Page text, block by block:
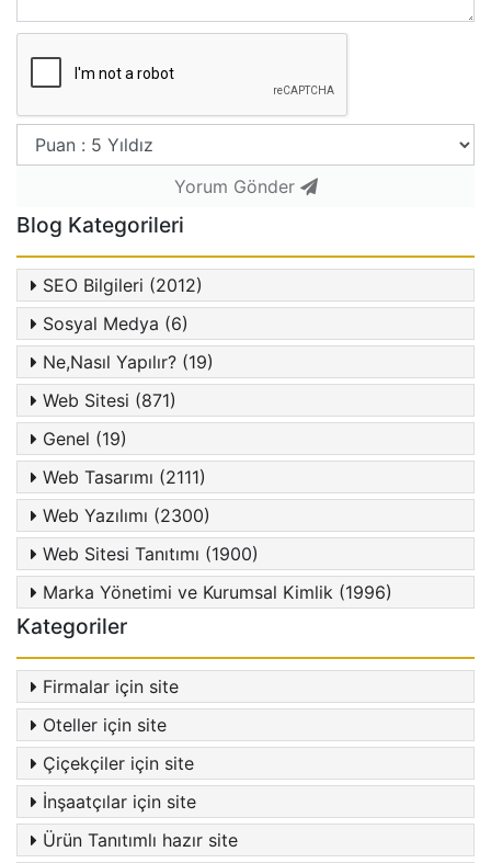
Yorum Gönder
Blog Kategorileri
SEO Bilgileri (2012)
Sosyal Medya (6)
Ne,Nasıl Yapılır? (19)
Web Sitesi (871)
Genel (19)
Web Tasarımı (2111)
Web Yazılımı (2300)
Web Sitesi Tanıtımı (1900)
Marka Yönetimi ve Kurumsal Kimlik (1996)
Kategoriler
Firmalar için site
Oteller için site
Çiçekçiler için site
İnşaatçılar için site
Ürün Tanıtımlı hazır site